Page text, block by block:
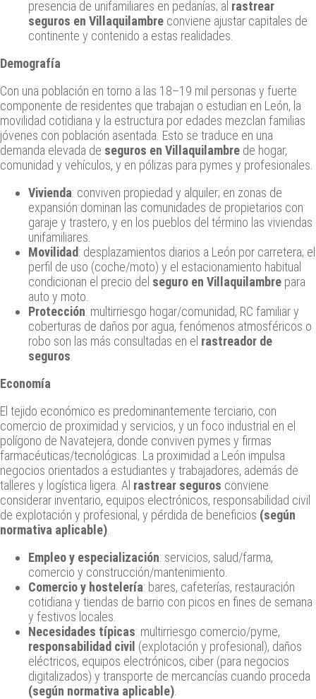
presencia de unifamiliares en pedanías; al rastrear
seguros en Villaquilambre conviene ajustar capitales de
continente y contenido a estas realidades.
Demografía
Con una población en torno a las 18–19 mil personas y fuerte
componente de residentes que trabajan o estudian en León, la
movilidad cotidiana y la estructura por edades mezclan familias
jóvenes con población asentada. Esto se traduce en una
demanda elevada de seguros en Villaquilambre de hogar,
comunidad y vehículos, y en pólizas para pymes y profesionales.
Vivienda: conviven propiedad y alquiler; en zonas de
expansión dominan las comunidades de propietarios con
garaje y trastero, y en los pueblos del término las viviendas
unifamiliares.
Movilidad: desplazamientos diarios a León por carretera; el
perfil de uso (coche/moto) y el estacionamiento habitual
condicionan el precio del seguro en Villaquilambre para
auto y moto.
Protección: multirriesgo hogar/comunidad, RC familiar y
coberturas de daños por agua, fenómenos atmosféricos o
robo son las más consultadas en el rastreador de
seguros
Economía
El tejido económico es predominantemente terciario, con
comercio de proximidad y servicios, y un foco industrial en el
polígono de Navatejera, donde conviven pymes y firmas
farmacéuticas/tecnológicas. La proximidad a León impulsa
negocios orientados a estudiantes y trabajadores, además de
talleres y logística ligera. Al rastrear seguros conviene
considerar inventario, equipos electrónicos, responsabilidad civil
de explotación y profesional, y pérdida de beneficios (según
normativa aplicable)
Empleo y especialización: servicios, salud/farma,
comercio y construcción/mantenimiento.
Comercio y hostelería: bares, cafeterías, restauración
cotidiana y tiendas de barrio con picos en fines de semana
y festivos locales.
Necesidades típicas: multirriesgo comercio/pyme,
responsabilidad civil (explotación y profesional), daños
eléctricos, equipos electrónicos, ciber (para negocios
digitalizados) y transporte de mercancías cuando proceda
(según normativa aplicable)